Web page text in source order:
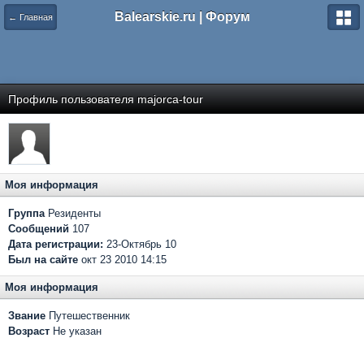
← Главная Balearskie.ru | Форум
Профиль пользователя majorca-tour
Моя информация
ГруппаРезиденты
Сообщений 107
Дата регистрации: 23-Октябрь 10
Был на сайте окт 23 2010 14:15
Моя информация
Звание Путешественник
Возраст Не указан